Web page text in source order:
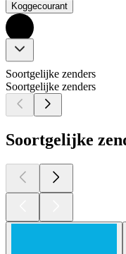
Koggecourant
Soortgelijke zenders
Soortgelijke zenders
Soortgelijke